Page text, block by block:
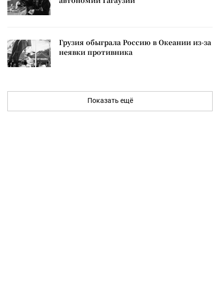
Грузия обыграла Россию в Океании из-за
неявки противника
Показать ещё